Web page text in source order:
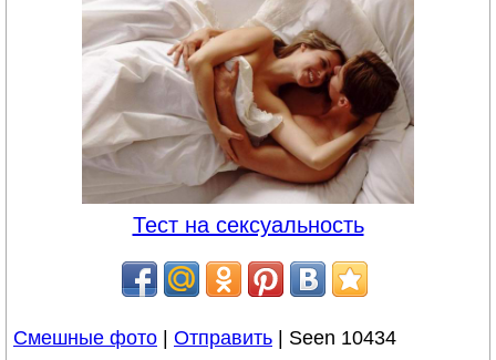
Тест на сексуальность
Смешные фото Отправить | Seen 10434